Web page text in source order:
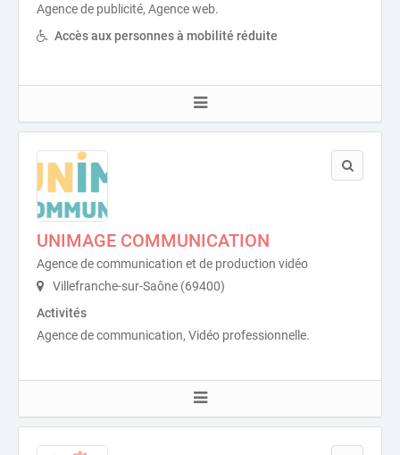
Agence de publicité, Agence web.
Accès aux personnes à mobilité réduite
UNIMAGE COMMUNICATION
Agence de communication et de production vidéo
Villefranche-sur-Saône (69400)
Activités
Agence de communication, Vidéo professionnelle.